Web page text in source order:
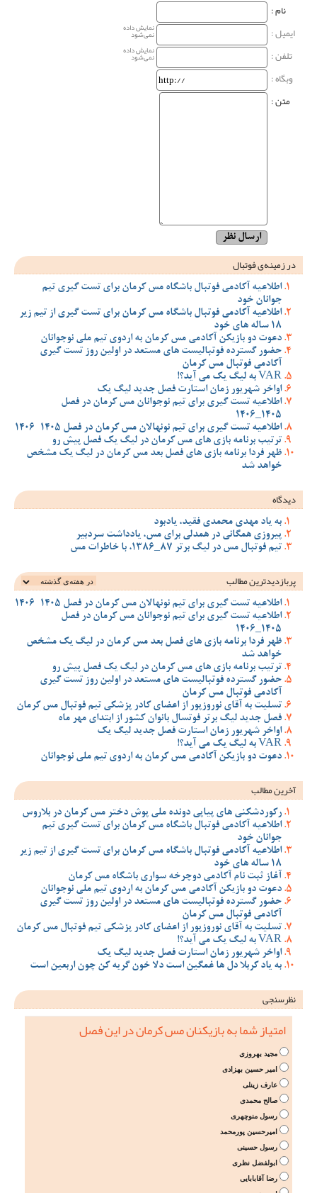
نام‌ :
ایمیل :
نمایش داده
نمی‌شود
تلفن : نمایش داده
نمی‌شود
وبگاه‌ :
متن :
در زمینه‌ی فوتبال
اطلاعیه آکادمی فوتبال باشگاه مس کرمان برای تست گیری تیم
جوانان خود
اطلاعیه آکادمی فوتبال باشگاه مس کرمان برای تست گیری از تیم زیر
18 ساله های خود
دعوت دو بازیکن آکادمی مس کرمان به اردوی تیم ملی نوجوانان
حضور گسترده فوتبالیست های مستعد در اولین روز تست گیری
آکادمی فوتبال مس کرمان
VAR به لیگ یک می آید؟!
اواخر شهریور زمان استارت فصل جدید لیگ یک
اطلاعیه تست گیری برای تیم نوجوانان مس کرمان در فصل
1405_1406
اطلاعیه تست گیری برای تیم نونهالان مس کرمان در فصل 1405-1406
ترتیب برنامه بازی های مس کرمان در لیگ یک فصل پیش رو
ظهر فردا برنامه بازی های فصل بعد مس کرمان در لیگ یک مشخص
خواهد شد
دیدگاه
به یاد مهدی محمدی فقید، یادبود
پیروزی همگانی در همدلی برای مس، یادداشت سردبیر
تیم فوتبال مس در لیگ برتر 87_1386، با خاطرات مس
پربازدیدترین‌ مطالب
اطلاعیه تست گیری برای تیم نونهالان مس کرمان در فصل 1405-1406
اطلاعیه تست گیری برای تیم نوجوانان مس کرمان در فصل
1405_1406
ظهر فردا برنامه بازی های فصل بعد مس کرمان در لیگ یک مشخص
خواهد شد
ترتیب برنامه بازی های مس کرمان در لیگ یک فصل پیش رو
حضور گسترده فوتبالیست های مستعد در اولین روز تست گیری
آکادمی فوتبال مس کرمان
تسلیت به آقای نوروزپور از اعضای کادر پزشکی تیم فوتبال مس کرمان
فصل جدید لیگ برتر فوتسال بانوان کشور از ابتدای مهر ماه
اواخر شهریور زمان استارت فصل جدید لیگ یک
VAR به لیگ یک می آید؟!
دعوت دو بازیکن آکادمی مس کرمان به اردوی تیم ملی نوجوانان
آخرین مطالب
رکوردشکنی های پیاپی دونده ملی پوش دختر مس کرمان در بلاروس
اطلاعیه آکادمی فوتبال باشگاه مس کرمان برای تست گیری تیم
جوانان خود
اطلاعیه آکادمی فوتبال باشگاه مس کرمان برای تست گیری از تیم زیر
18 ساله های خود
آغاز ثبت نام آکادمی دوچرخه سواری باشگاه مس کرمان
دعوت دو بازیکن آکادمی مس کرمان به اردوی تیم ملی نوجوانان
حضور گسترده فوتبالیست های مستعد در اولین روز تست گیری
آکادمی فوتبال مس کرمان
تسلیت به آقای نوروزپور از اعضای کادر پزشکی تیم فوتبال مس کرمان
VAR به لیگ یک می آید؟!
اواخر شهریور زمان استارت فصل جدید لیگ یک
به یاد کربلا دل ها غمگین است دلا خون گریه کن چون اربعین است
نظرسنجی
امتیاز شما به بازیکنان مس کرمان در این فصل
مجید بهروزی
امیر حسین بهزادی
عارف زینلی
صالح محمدی
رسول منوچهری
امیرحسین پورمحمد
رسول حسینی
ابولفضل نظری
رضا آقابابایی